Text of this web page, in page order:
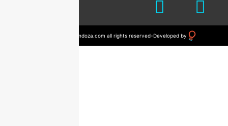
© 2023 drvictormendoza.com all rights reserved-Developed by